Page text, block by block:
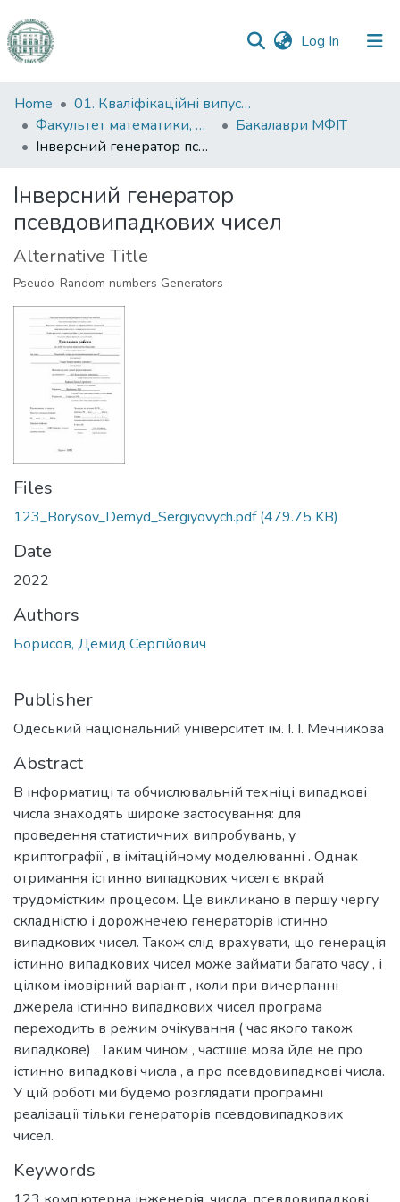
Log In (current)
Communities
&
Collections
Statistics
Home
01. Кваліфікаційні випускні роботи здобувачів вищої освіти
Факультет математики, фізики та інформаційних технологій
Бакалаври МФІТ
Інверсний генератор псевдовипадкових чисел
Інверсний генератор
псевдовипадкових чисел
Alternative Title
Pseudo-Random numbers Generators
Files
123_Borysov_Demyd_Sergiyovych.pdf(479.75 KB)
Date
2022
Authors
Борисов, Демид Сергійович
Publisher
Одеський національний університет ім. І. І. Мечникова
Abstract
В інформатиці та обчислювальній техніці випадкові
числа знаходять широке застосування: для
проведення статистичних випробувань, у
криптографії , в імітаційному моделюванні . Однак
отримання істинно випадкових чисел є вкрай
трудомістким процесом. Це викликано в першу чергу
складністю і дорожнечею генераторів істинно
випадкових чисел. Також слід врахувати, що генерація
істинно випадкових чисел може займати багато часу , і
цілком імовірний варіант , коли при вичерпанні
джерела істинно випадкових чисел програма
переходить в режим очікування ( час якого також
випадкове) . Таким чином , частіше мова йде не про
істинно випадкові числа , а про псевдовипадкові числа.
У цій роботі ми будемо розглядати програмні
реалізації тільки генераторів псевдовипадкових
чисел.
Keywords